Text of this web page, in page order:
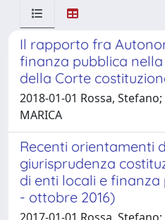
Il rapporto fra
finanza pubblica
della Corte
2018-01-01 Rossa, Stefano;
MARICA
Recenti orientamenti
giurisprudenza
di enti locali e
- ottobre 2016)